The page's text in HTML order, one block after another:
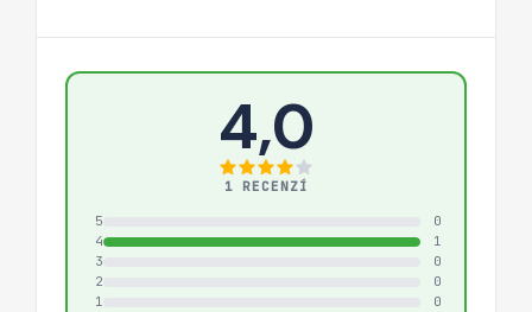
4,0
1 RECENZÍ
5
0
4
1
3
0
2
0
1
0